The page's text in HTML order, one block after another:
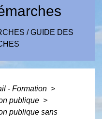
/GUIDE DES
- Formation >
publique >
publique sans